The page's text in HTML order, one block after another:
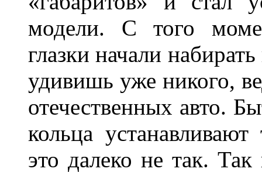
модели. С того
глазки начали
удивишь уже никого,
отечественных авто.
кольца
это далеко не так. Так